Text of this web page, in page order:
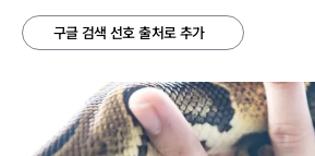
구글 검색 선호 출처로 추가